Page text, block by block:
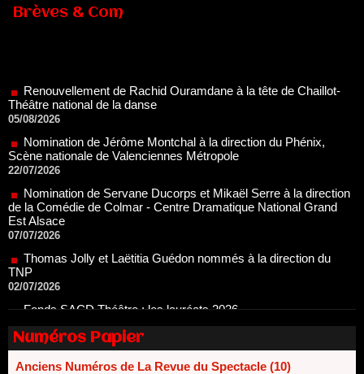
Brèves & Com
05/08/2026
Nomination de Jérôme Montchal à la direction du Phénix,
Scène nationale de Valenciennes Métropole
22/07/2026
Nomination de Servane Ducorps et Mikaël Serre à la direction
de la Comédie de Colmar - Centre Dramatique National Grand
Est Alsace
07/07/2026
Thomas Jolly et Laëtitia Guédon nommés à la direction du
TNP
02/07/2026
Fonds SACD Théâtre : les lauréats 2026
23/06/2026
Dispositif ARTCENA Écrire pour le cirque, les lauréats 2026 !
20/06/2026
Le palmarès des prix SACD 2026
18/06/2026
Numéros Papier
Anciens Numéros de La Revue du Spectacle (10)